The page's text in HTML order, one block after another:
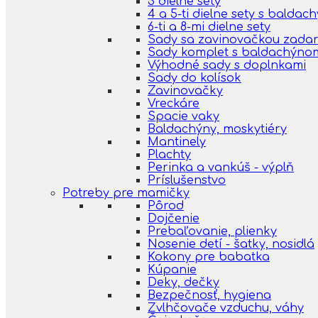
4 a 5-ti dielne sety s
6-ti a 8-mi dielne sety
Sady sa zavinovačkou
Sady komplet s
Výhodné sady s doplnkami
Sady do kolísok
Zavinovačky
Vreckáre
Spacie vaky
Baldachýny, moskytiéry
Mantinely
Plachty
Perinka a vankúš - výplň
Príslušenstvo
Potreby pre mamičky
Pôrod
Dojčenie
Prebaľovanie, plienky
Nosenie detí - šatky, nosidlá
Kokony pre babatka
Kúpanie
Deky, dečky
Bezpečnosť, hygiena
Zvlhčovače vzduchu, váhy